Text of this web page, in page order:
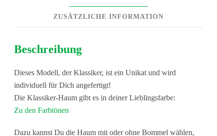
ZUSÄTZLICHE INFORMATION
Beschreibung
Dieses Modell, der Klassiker, ist ein Unikat und wird
individuell für Dich angefertigt!
Die Klassiker-Haum gibt es in deiner Lieblingsfarbe:
Zu den Farbtönen
Dazu kannst Du die Haum mit oder ohne Bommel wählen,